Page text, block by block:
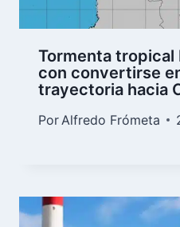
Tormenta tropical
con convertirse
trayectoria hacia
Por Alfredo Frómeta